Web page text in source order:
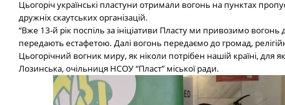
Цьогоріч українські пластуни отримали вогонь на пунктах
дружніх скаутських організацій.
“Вже 13-й рік поспіль за ініціативи Пласту ми привозимо
передають естафетою. Далі вогонь передаємо до громад,
Цьогорічний вогник миру, як ніколи потрібен нашій країні,
Лозинська, очільниця НСОУ “Пласт” міської ради.